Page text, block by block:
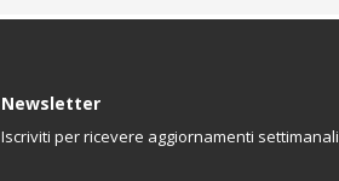
Newsletter
Iscriviti per ricevere aggiornamenti settimanali